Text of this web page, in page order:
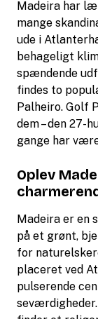
Madeira har
mange
ude i
behageligt
spændende
findes to
Palheiro. Golf
dem – den 27-
gange har
Oplev
Madeira er en
på et grønt,
for
placeret ved
pulserende